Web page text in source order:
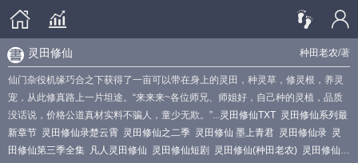
种田老农/著
灵田修仙
仙门杂役机缘巧合之下获得了一亩可以带在身上的灵田，种灵草，修灵根，养灵
宠，从此修真路上一片坦途。“来来来~各位师兄、师姐好，自己种的灵植，品质
没话说，价格公道真材实料不骗人，童少无欺。”...灵田修仙TXT 灵田修仙系列最
新章节 灵田修仙录楚云霄 灵田修仙之二季 灵田修仙 墨上青君 灵田修仙录 灵
田修仙第三季全集 凡人灵田修仙 灵田修仙短剧 灵田修仙(种田老农) 灵田修仙杂